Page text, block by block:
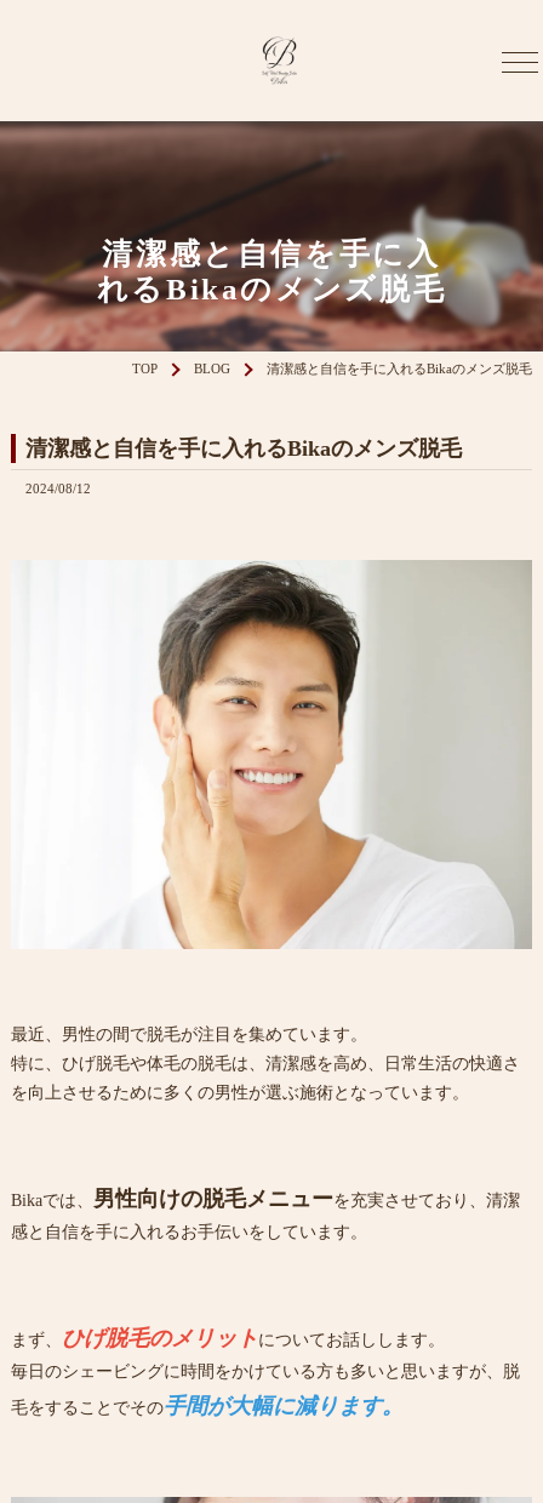
清潔感と自信を手に入
れるBikaのメンズ脱毛
TOP BLOG 清潔感と自信を手に入れるBikaのメンズ脱毛
清潔感と自信を手に入れるBikaのメンズ脱毛
2024/08/12
最近、男性の間で脱毛が注目を集めています。
特に、ひげ脱毛や体毛の脱毛は、清潔感を高め、日常生活の快適さ
を向上させるために多くの男性が選ぶ施術となっています。
Bikaでは、 男性向けの脱毛メニューを充実させており、清潔
感と自信を手に入れるお手伝いをしています。
まず、 ひげ脱毛のメリット についてお話しします。
毎日のシェービングに時間をかけている方も多いと思いますが、脱
毛をすることでその手間が大幅に減ります。